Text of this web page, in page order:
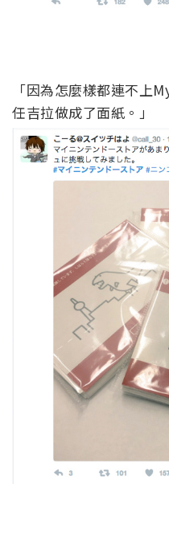
「因為怎麼樣都連不
任吉拉做成了面紙。」